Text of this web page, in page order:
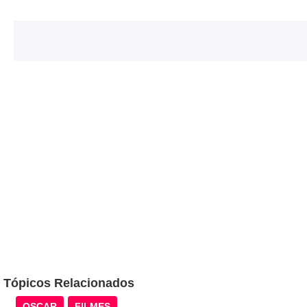
Tópicos Relacionados